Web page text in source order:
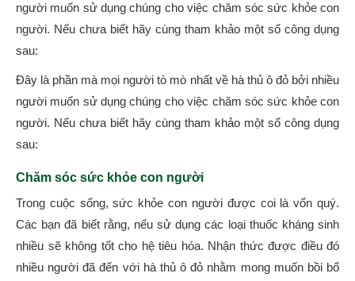
người muốn sử dụng chúng cho việc chăm sóc sức khỏe con
người. Nếu chưa biết hãy cùng tham khảo một số công dụng
sau:
Đây là phần mà mọi người tò mò nhất về hà thủ ô đỏ bởi nhiều
người muốn sử dụng chúng cho việc chăm sóc sức khỏe con
người. Nếu chưa biết hãy cùng tham khảo một số công dụng
sau:
Chăm sóc sức khỏe con người
Trong cuộc sống, sức khỏe con người được coi là vốn quý.
Các bạn đã biết rằng, nếu sử dụng các loại thuốc kháng sinh
nhiều sẽ không tốt cho hệ tiêu hóa. Nhận thức được điều đó
nhiều người đã đến với hà thủ ô đỏ nhằm mong muốn bồi bổ